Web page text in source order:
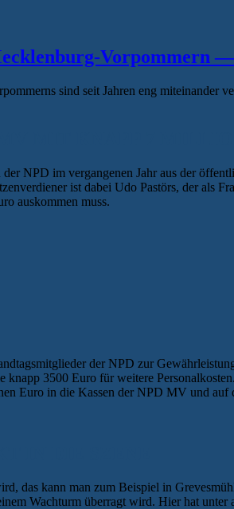
Vorpommern
sind seit Jahren eng
NPD im vergangenen Jahr aus der
ist dabei Udo Pastörs, der als
auskommen muss.
der NPD zur
3500 Euro für weitere
Euro in die Kassen der NPD MV und auf
das kann man zum Beispiel in
Wachturm überragt wird. Hier hat unter